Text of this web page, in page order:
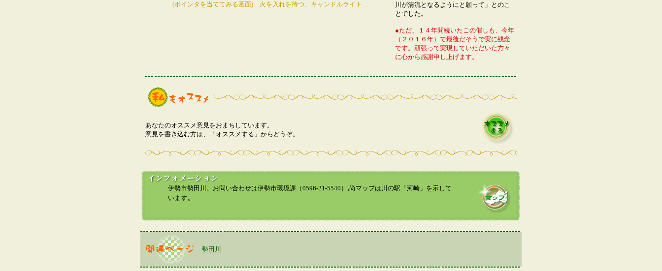
(ポインタを当ててみる画面) 火を入れを待つ、キャンドルライト…
川が清流となるようにと願って」とのこ
とでした。
●ただ、１４年間続いたこの催しも、今年
（２０１６年）で最後だそうで実に残念
です。頑張って実現していただいた方々
に心から感謝申し上げます。
あなたのオススメ意見をおまちしています。
意見を書き込む方は、「オススメする」からどうぞ。
伊勢市勢田川。お問い合わせは伊勢市環境課（0596-21-5540） ,尚マップは川の駅「河崎」を示して
います 。
勢田川